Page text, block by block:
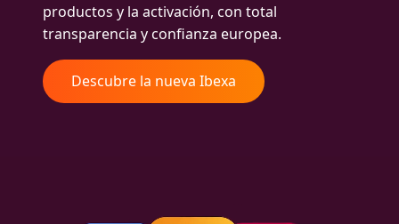
productos y la activación, con total
transparencia y confianza europea.
Descubre la nueva Ibexa